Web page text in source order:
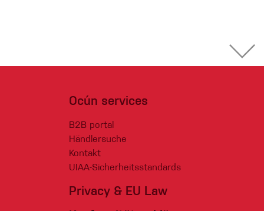
Ocún services
B2B portal
Händlersuche
Kontakt
UIAA-Sicherheitsstandards
Privacy & EU Law